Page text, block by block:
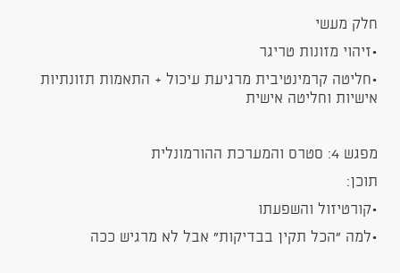
חלק מעשי
•זיהוי מזונות טריגר
•חליטה קרמינטיבית מרגיעת עיכול + התאמות תזונתיות
אישיות וחליטה אישית
מפגש 4: סטרס והמערכת ההורמונלית
תוכן:
•קורטיזול והשפעתו
•למה “הכל תקין בבדיקות” אבל לא מרגיש ככה